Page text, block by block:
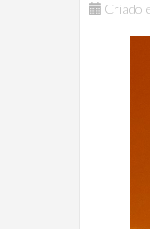
Criado